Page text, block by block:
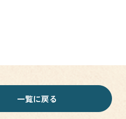
一覧に戻る